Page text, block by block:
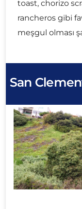
toast, chorizo
rancheros gibi
meşgul olması
San